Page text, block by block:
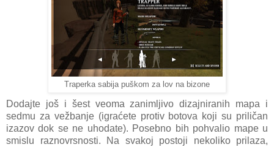
Traperka sabija puškom za lov na bizone
Dodajte još i šest veoma zanimljivo dizajniranih mapa i
sedmu za vežbanje (igraćete protiv botova koji su priličan
izazov dok se ne uhodate). Posebno bih pohvalio mape u
smislu raznovrsnosti. Na svakoj postoji nekoliko prilaza,